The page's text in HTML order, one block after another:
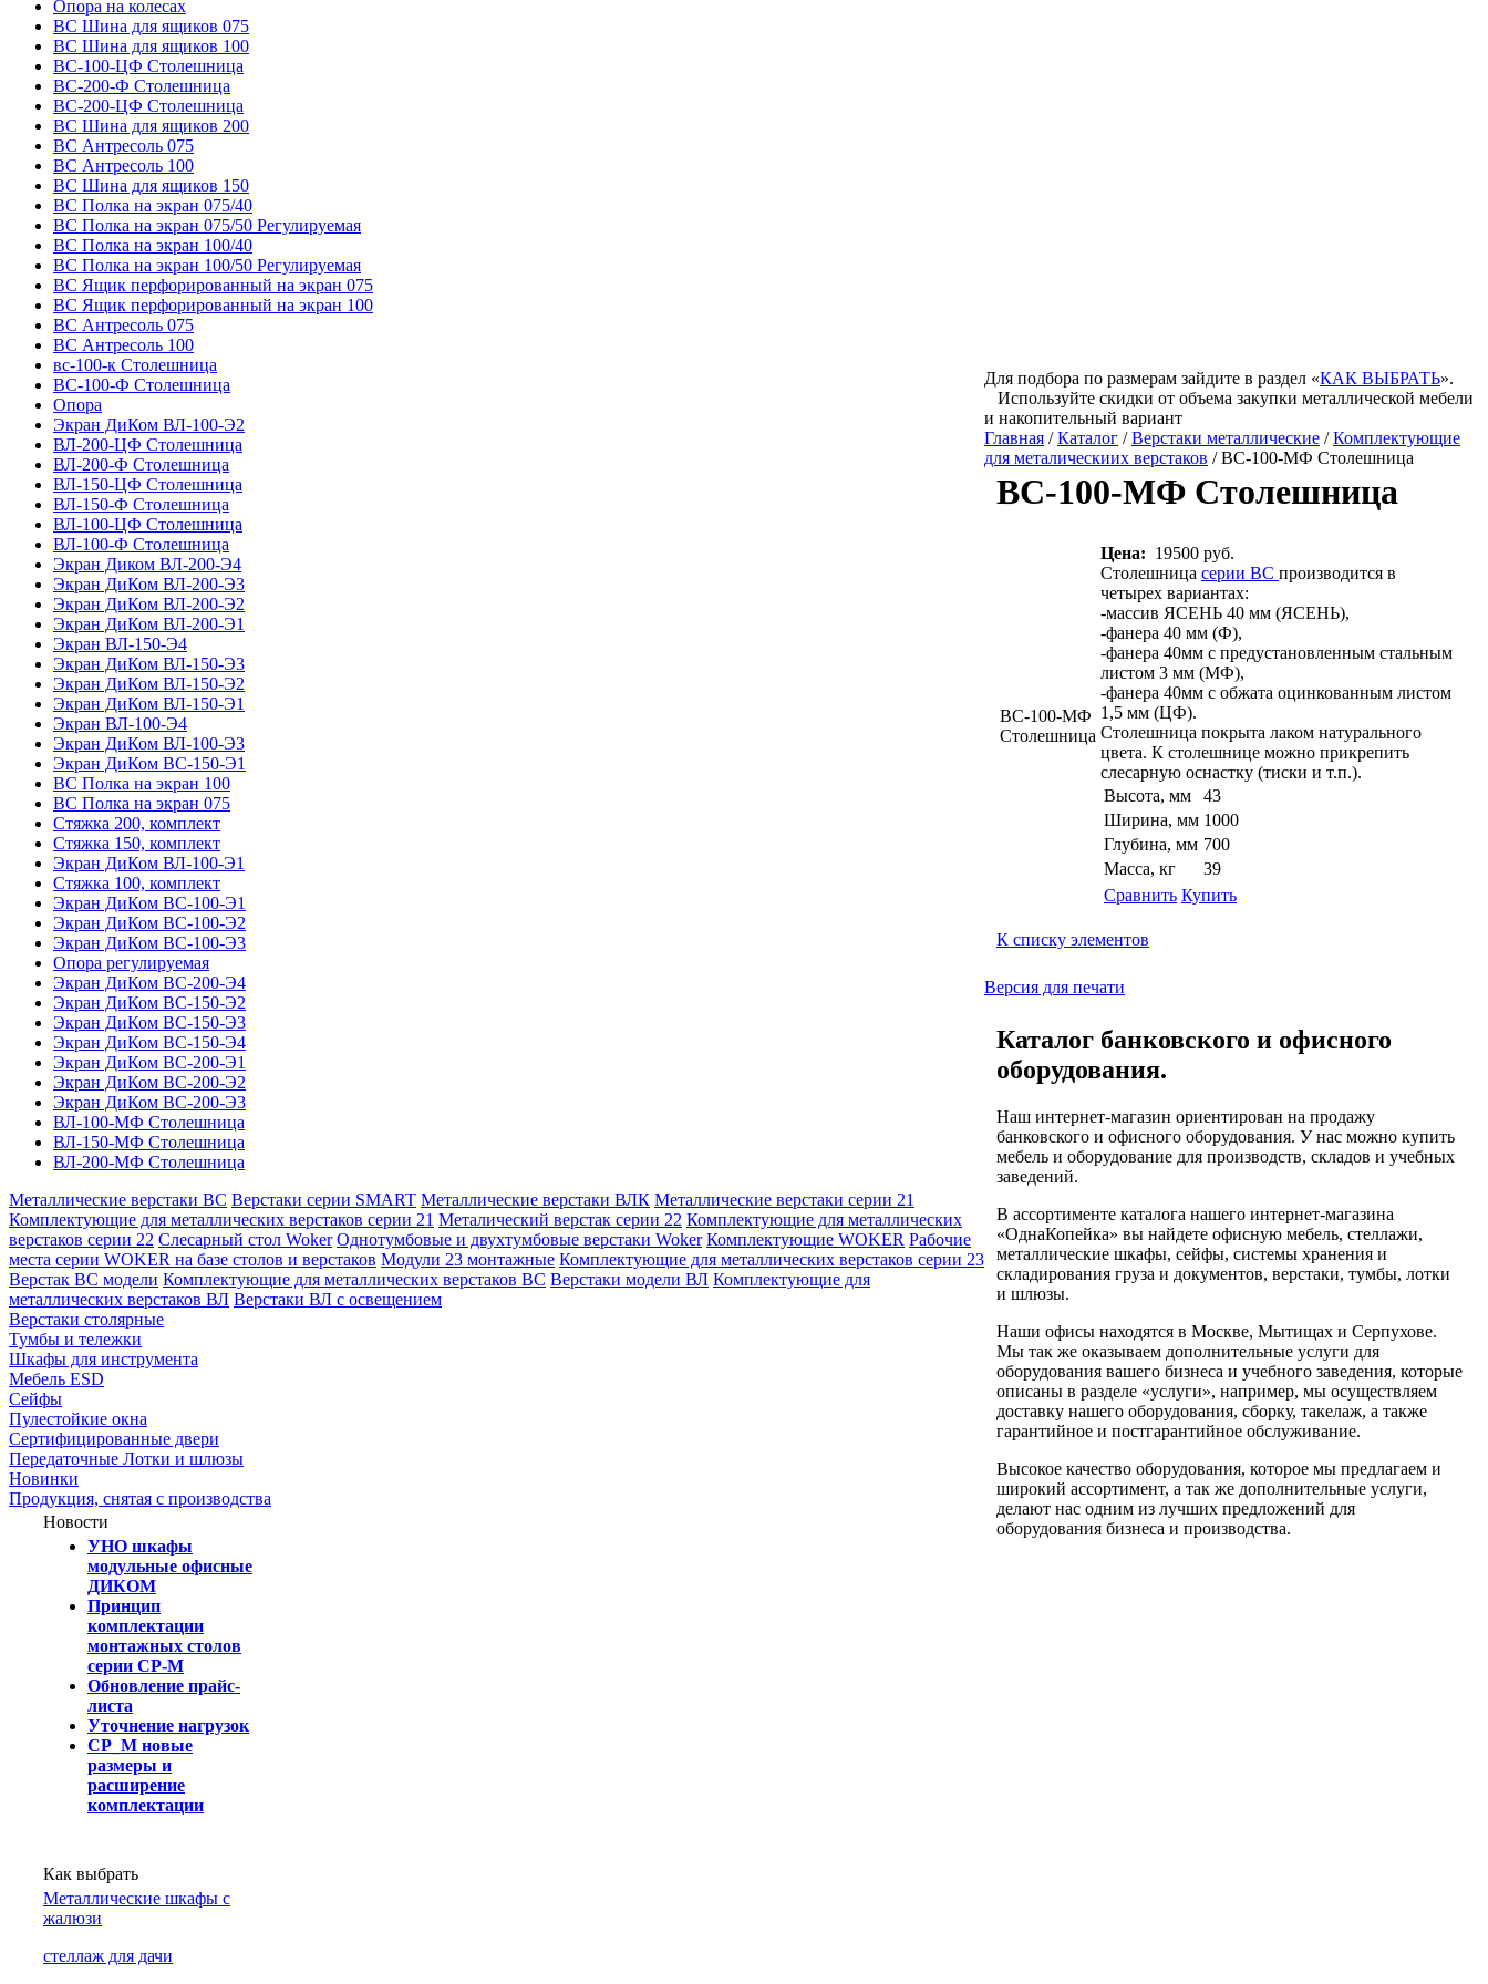
Опора на колесах
ВС Шина для ящиков 075
ВС Шина для ящиков 100
ВС-100-ЦФ Столешница
ВС-200-Ф Столешница
ВС-200-ЦФ Столешница
ВС Шина для ящиков 200
ВС Антресоль 075
ВС Антресоль 100
ВС Шина для ящиков 150
ВС Полка на экран 075/40
ВС Полка на экран 075/50 Регулируемая
ВС Полка на экран 100/40
ВС Полка на экран 100/50 Регулируемая
ВС Ящик перфорированный на экран 075
ВС Ящик перфорированный на экран 100
ВС Антресоль 075
ВС Антресоль 100
вс-100-к Столешница
ВС-100-Ф Столешница
Опора
Экран ДиКом ВЛ-100-Э2
ВЛ-200-ЦФ Столешница
ВЛ-200-Ф Столешница
ВЛ-150-ЦФ Столешница
ВЛ-150-Ф Столешница
ВЛ-100-ЦФ Столешница
ВЛ-100-Ф Столешница
Экран Диком ВЛ-200-Э4
Экран ДиКом ВЛ-200-Э3
Экран ДиКом ВЛ-200-Э2
Экран ДиКом ВЛ-200-Э1
Экран ВЛ-150-Э4
Экран ДиКом ВЛ-150-Э3
Экран ДиКом ВЛ-150-Э2
Экран ДиКом ВЛ-150-Э1
Экран ВЛ-100-Э4
Экран ДиКом ВЛ-100-Э3
Экран ДиКом ВС-150-Э1
ВС Полка на экран 100
ВС Полка на экран 075
Стяжка 200, комплект
Стяжка 150, комплект
Экран ДиКом ВЛ-100-Э1
Стяжка 100, комплект
Экран ДиКом ВС-100-Э1
Экран ДиКом ВС-100-Э2
Экран ДиКом ВС-100-Э3
Опора регулируемая
Экран ДиКом ВС-200-Э4
Экран ДиКом ВС-150-Э2
Экран ДиКом ВС-150-Э3
Экран ДиКом ВС-150-Э4
Экран ДиКом ВС-200-Э1
Экран ДиКом ВС-200-Э2
Экран ДиКом ВС-200-Э3
ВЛ-100-МФ Столешница
ВЛ-150-МФ Столешница
ВЛ-200-МФ Столешница
Металлические верстаки ВС Верстаки серии SMART Металлические верстаки ВЛК Металлические верстаки серии 21
Комплектующие для металлических верстаков серии 21 Металический верстак серии 22 Комплектующие для металлических
верстаков серии 22 Слесарный стол Woker Однотумбовые и двухтумбовые верстаки Woker Комплектующие WOKER Рабочие
места серии WOKER на базе столов и верстаков Модули 23 монтажные Комплектующие для металлических верстаков серии 23
Верстак ВС модели Комплектующие для металлических верстаков ВС Верстаки модели ВЛ Комплектующие для
металлических верстаков ВЛ Верстаки ВЛ с освещением
Верстаки столярные
Тумбы и тележки
Шкафы для инструмента
Мебель ESD
Сейфы
Пулестойкие окна
Сертифицированные двери
Передаточные Лотки и шлюзы
Новинки
Продукция, снятая с производства
Новости
УНО шкафы
модульные офисные
ДИКОМ
Принцип
комплектации
монтажных столов
серии СР-М
Обновление прайс-
листа
Уточнение нагрузок
СР_М новые
размеры и
расширение
комплектации
Как выбрать
Металлические шкафы с
жалюзи
cтеллаж для дачи
Для подбора по размерам зайдите в раздел «КАК ВЫБРАТЬ».
Используйте скидки от объема закупки металлической мебели
и накопительный вариант
Главная /Каталог /Верстаки металлические /Комплектующие
для металическиих верстаков / ВС-100-МФ Столешница
ВС-100-МФ Столешница
ВС-100-МФ
Столешница
Цена: 19500 руб.
Столешница серии ВС производится в
четырех вариантах:
-массив ЯСЕНЬ 40 мм (ЯСЕНЬ),
-фанера 40 мм (Ф),
-фанера 40мм с предустановленным стальным
листом 3 мм (МФ),
-фанера 40мм с обжата оцинкованным листом
1,5 мм (ЦФ).
Столешница покрыта лаком натурального
цвета. К столешнице можно прикрепить
слесарную оснастку (тиски и т.п.).
Высота, мм
43
Ширина, мм 1000
Глубина, мм 700
Масса, кг
39
Сравнить Купить
К списку элементов
Версия для печати
Каталог банковского и офисного
оборудования.
Наш интернет-магазин ориентирован на продажу
банковского и офисного оборудования. У нас можно купить
мебель и оборудование для производств, складов и учебных
заведений.
В ассортименте каталога нашего интернет-магазина
«ОднаКопейка» вы найдете офисную мебель, стеллажи,
металлические шкафы, сейфы, системы хранения и
складирования груза и документов, верстаки, тумбы, лотки
и шлюзы.
Наши офисы находятся в Москве, Мытищах и Серпухове.
Мы так же оказываем дополнительные услуги для
оборудования вашего бизнеса и учебного заведения, которые
описаны в разделе «услуги», например, мы осуществляем
доставку нашего оборудования, сборку, такелаж, а также
гарантийное и постгарантийное обслуживание.
Высокое качество оборудования, которое мы предлагаем и
широкий ассортимент, а так же дополнительные услуги,
делают нас одним из лучших предложений для
оборудования бизнеса и производства.